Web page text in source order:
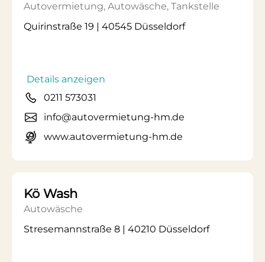
Autovermietung, Autowäsche, Tankstelle
Quirinstraße 19 | 40545 Düsseldorf
Details anzeigen
0211 573031
info@autovermietung-hm.de
www.autovermietung-hm.de
Kö Wash
Autowäsche
Stresemannstraße 8 | 40210 Düsseldorf